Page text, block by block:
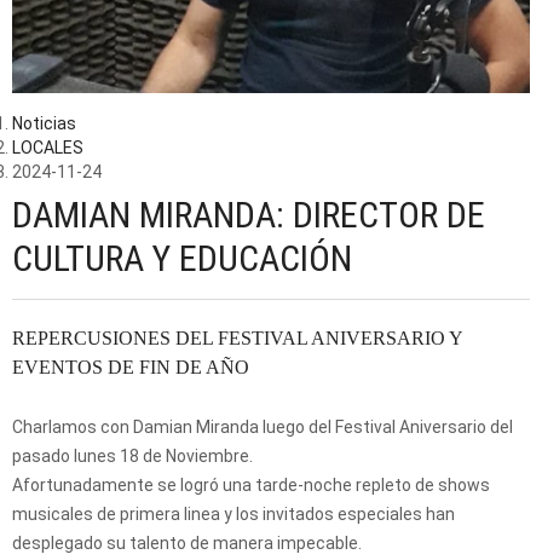
Noticias
LOCALES
2024-11-24
DAMIAN MIRANDA: DIRECTOR DE
CULTURA Y EDUCACIÓN
REPERCUSIONES DEL FESTIVAL ANIVERSARIO Y
EVENTOS DE FIN DE AÑO
Charlamos con Damian Miranda luego del Festival Aniversario del
pasado lunes 18 de Noviembre.
Afortunadamente se logró una tarde-noche repleto de shows
musicales de primera linea y los invitados especiales han
desplegado su talento de manera impecable.